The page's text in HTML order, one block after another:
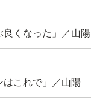
良くなった」／山陽
はこれで」／山陽